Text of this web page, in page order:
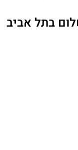
בתל אביב